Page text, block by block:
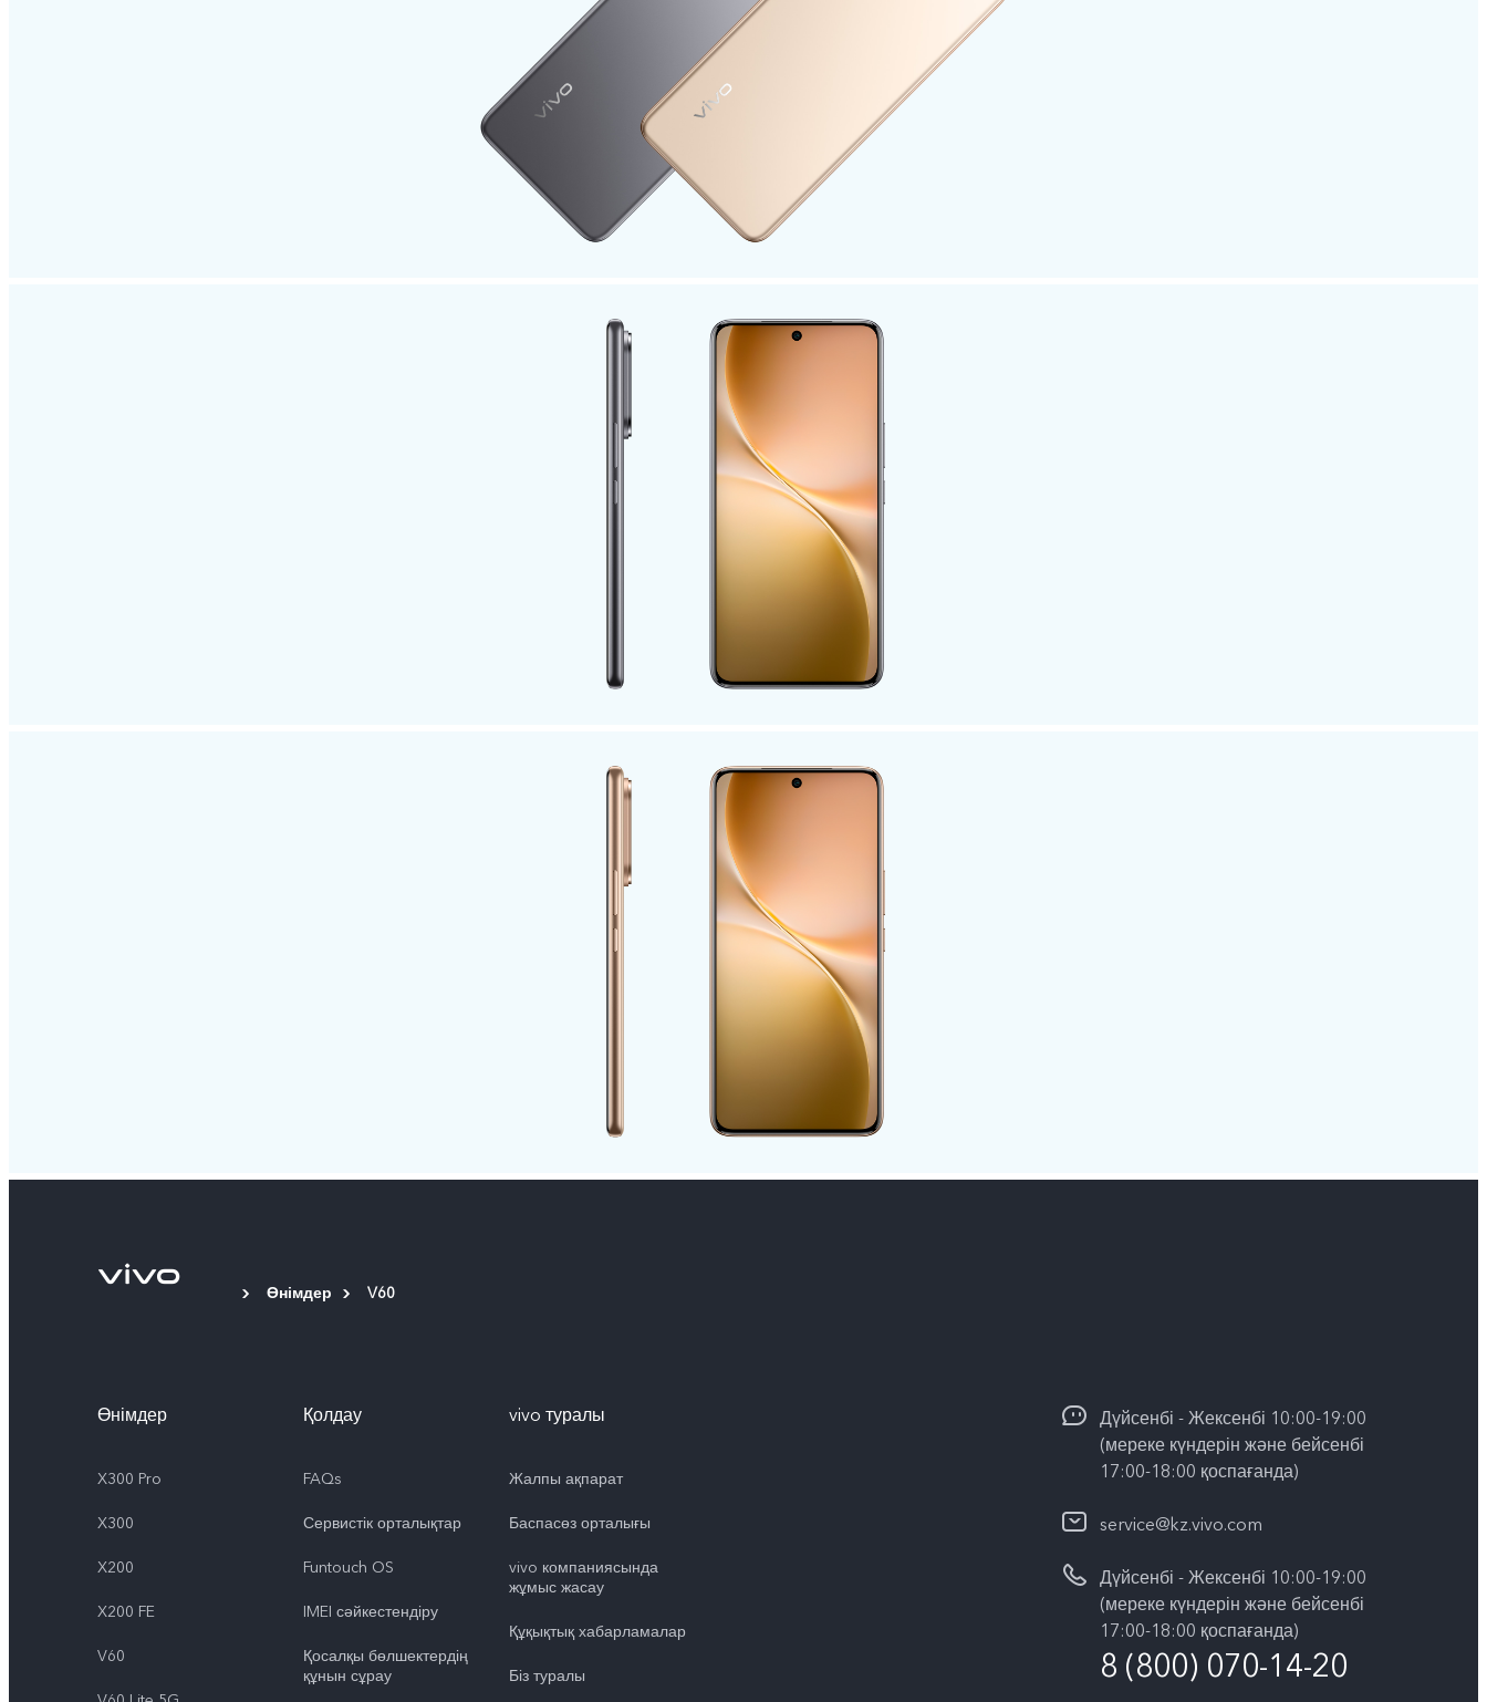
Өнімдер V60
Өнімдер
X300 Pro
X300
X200
X200 FE
V60
Қолдау
FAQs
Сервистік орталықтар
Funtouch OS
IMEI сәйкестендіру
Қосалқы бөлшектердің
құнын сұрау
vivo туралы
Жалпы ақпарат
Баспасөз орталығы
vivo компаниясында
жұмыс жасау
Құқықтық хабарламалар
Біз туралы
Дүйсенбі - Жексенбі 10:00-19:00
(мереке күндерін және бейсенбі
17:00-18:00 қоспағанда)
service@kz.vivo.com
Дүйсенбі - Жексенбі 10:00-19:00
(мереке күндерін және бейсенбі
17:00-18:00 қоспағанда)
8 (800) 070-14-20